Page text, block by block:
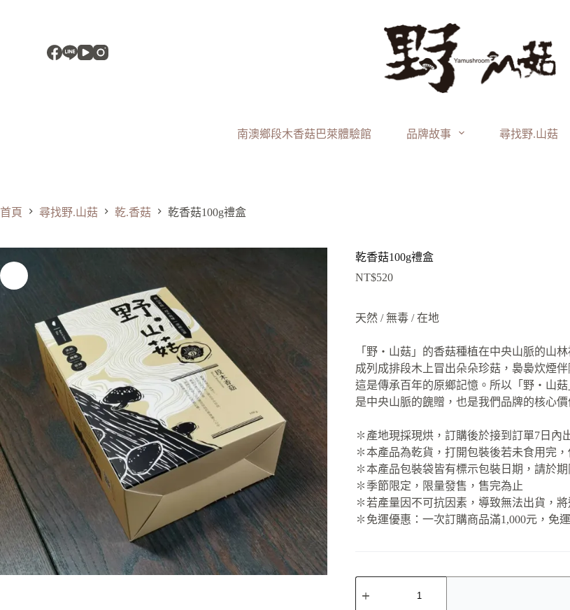
南澳鄉段木香菇巴萊體驗館 品牌故事 尋找野.山菇
首頁 尋找野.山菇 乾.香菇 乾香菇100g禮盒
乾香菇100g禮盒
NT$520
天然 / 無毒 / 在地
「野‧山菇」的香菇種植在中央山脈的山
成列成排段木上冒出朵朵珍菇，裊裊炊煙
這是傳承百年的原鄉記憶。所以「野‧山
是中央山脈的餽贈，也是我們品牌的核心價
✽產地現採現烘，訂購後於接到訂單7日內
✽本產品為乾貨，打開包裝後若未食用完，
✽本產品包裝袋皆有標示包裝日期，請於期
✽季節限定，限量發售，售完為止
✽若產量因不可抗因素，導致無法出貨，
✽免運優惠：一次訂購商品滿1,000元，免運